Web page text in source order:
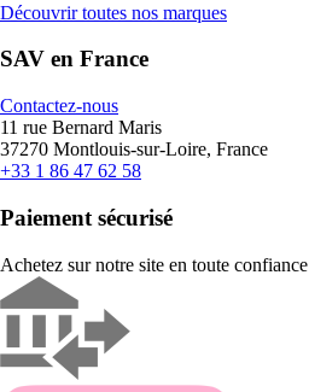
Découvrir toutes nos marques
SAV en France
Contactez-nous
11 rue Bernard Maris
37270 Montlouis-sur-Loire, France
+33 1 86 47 62 58
Paiement sécurisé
Achetez sur notre site en toute confiance